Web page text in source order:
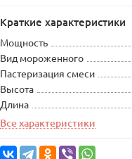
Краткие характеристики
Мощность
Вид мороженного
Пастеризация смеси
Высота
Длина
Все характеристики